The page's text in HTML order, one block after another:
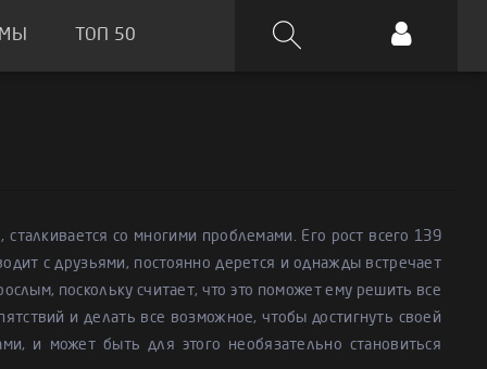
ТОП 50
со многими проблемами. Его рост всего 139
с друзьями, постоянно дерется и однажды встречает
поскольку считает, что это поможет ему решить все
и делать все возможное, чтобы достигнуть своей
и может быть для этого необязательно становиться